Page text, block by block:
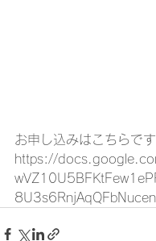
お申し込みはこちらです
https://